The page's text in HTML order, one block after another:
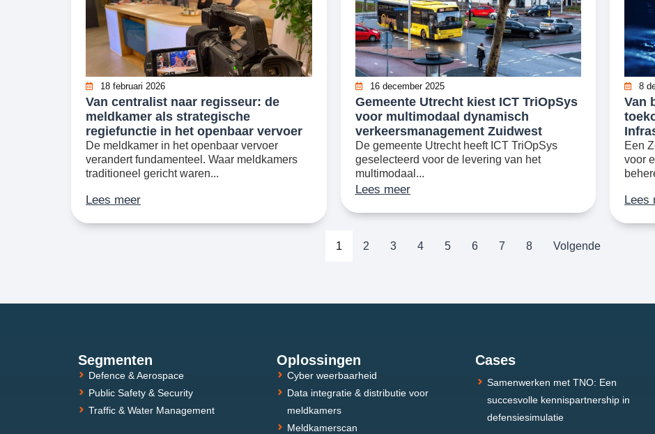
18 februari 2026
Van centralist naar regisseur: de
meldkamer als strategische
regiefunctie in het openbaar vervoer
De meldkamer in het openbaar vervoer
verandert fundamenteel. Waar meldkamers
traditioneel gericht waren...
Lees meer
16 december 2025
​Gemeente Utrecht kiest ICT TriOpSys
voor multimodaal dynamisch
verkeersmanagement Zuidwest
De gemeente Utrecht heeft ICT TriOpSys
geselecteerd voor de levering van het
multimodaal...
Lees meer
8
Van
Een
voor
Lees
1 2 3 4 5 6 7 8 Volgende
Segmenten
Defence & Aerospace
Public Safety & Security
Traffic & Water Management
Oplossingen
Cyber weerbaarheid
Data integratie & distributie voor
meldkamers
Meldkamerscan
Cases
Samenwerken met TNO: Een
succesvolle kennispartnership in
defensiesimulatie